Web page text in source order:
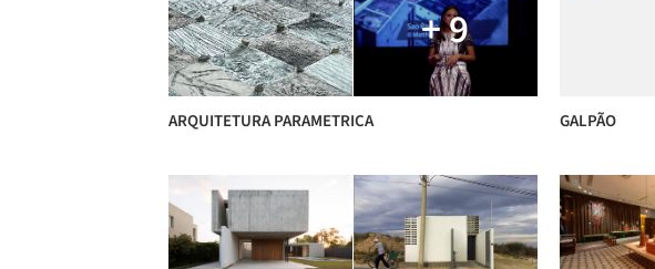
+ 9
ARQUITETURA PARAMETRICA GALPÃO